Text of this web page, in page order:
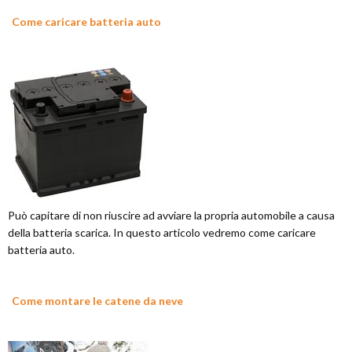
Come caricare batteria auto
Può capitare di non riuscire ad avviare la propria automobile a causa
della batteria scarica. In questo articolo vedremo come caricare
batteria auto.
Come montare le catene da neve